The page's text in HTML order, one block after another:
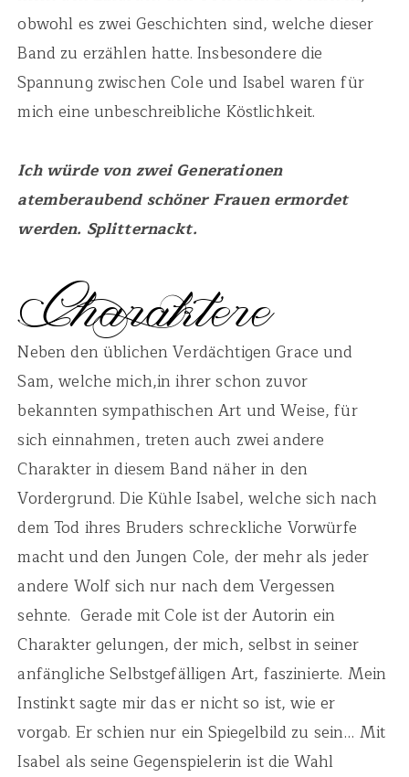
obwohl es zwei Geschichten sind, welche dieser
Band zu erzählen hatte. Insbesondere die
Spannung zwischen Cole und Isabel waren für
mich eine unbeschreibliche Köstlichkeit.
Ich würde von zwei Generationen
atemberaubend schöner Frauen ermordet
werden. Splitternackt.
Neben den üblichen Verdächtigen Grace und
Sam, welche mich,in ihrer schon zuvor
bekannten sympathischen Art und Weise, für
sich einnahmen, treten auch zwei andere
Charakter in diesem Band näher in den
Vordergrund. Die Kühle Isabel, welche sich nach
dem Tod ihres Bruders schreckliche Vorwürfe
macht und den Jungen Cole, der mehr als jeder
andere Wolf sich nur nach dem Vergessen
sehnte. Gerade mit Cole ist der Autorin ein
Charakter gelungen, der mich, selbst in seiner
anfängliche Selbstgefälligen Art, faszinierte. Mein
Instinkt sagte mir das er nicht so ist, wie er
vorgab. Er schien nur ein Spiegelbild zu sein… Mit
Isabel als seine Gegenspielerin ist die Wahl